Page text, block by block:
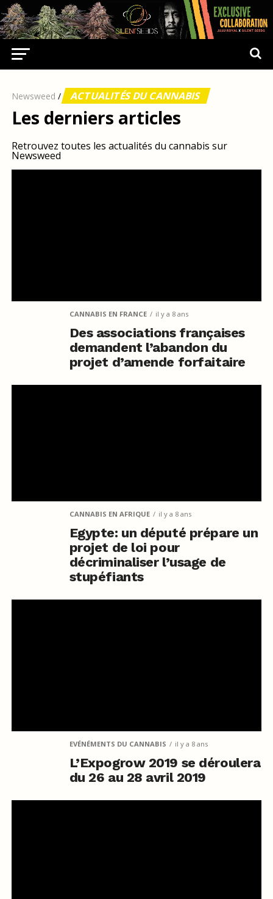
Newsweed / ACTUALITÉS DU CANNABIS
Les derniers articles
Retrouvez toutes les actualités du cannabis sur
Newsweed
CANNABIS EN FRANCE il y a 8 ans
Des associations françaises
demandent l’abandon du
projet d’amende forfaitaire
CANNABIS EN AFRIQUE il y a 8 ans
Egypte: un député prépare un
projet de loi pour
décriminaliser l’usage de
stupéfiants
EVÉNÉMENTS DU CANNABIS il y a 8 ans
L’Expogrow 2019 se déroulera
du 26 au 28 avril 2019